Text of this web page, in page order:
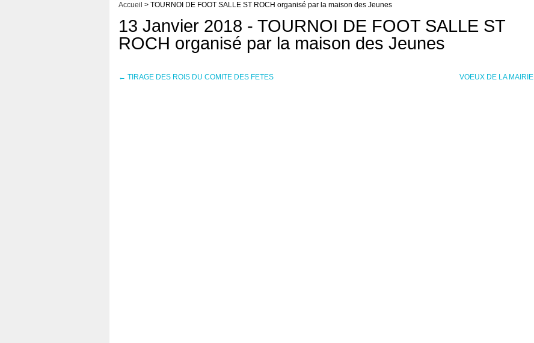
Accueil > TOURNOI DE FOOT SALLE ST ROCH organisé par la maison des Jeunes
13 Janvier 2018 - TOURNOI DE FOOT SALLE ST
ROCH organisé par la maison des Jeunes
← TIRAGE DES ROIS DU COMITE DES FETES VOEUX DE LA MAIRIE